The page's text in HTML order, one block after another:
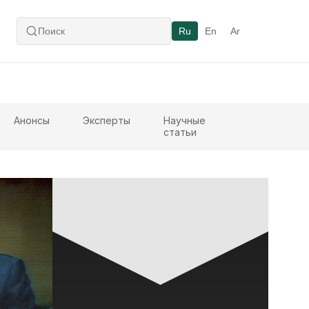
Ru En Ar
Анонсы Эксперты
Научные
статьи